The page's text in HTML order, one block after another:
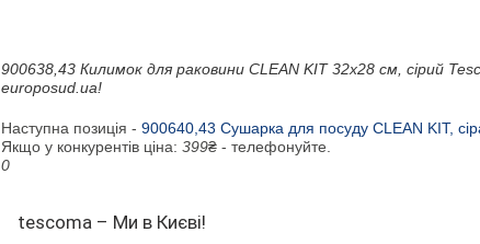
900638,43 Килимок для раковини CLEAN KIT 32x28 см, сірий
europosud.ua!
Наступна позиція - 900640,43 Сушарка для посуду CLEAN KIT,
Якщо у конкурентів ціна: 399₴ - телефонуйте.
0
tescoma – Ми в Києві!